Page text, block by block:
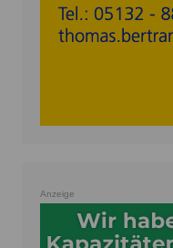
Anzeige